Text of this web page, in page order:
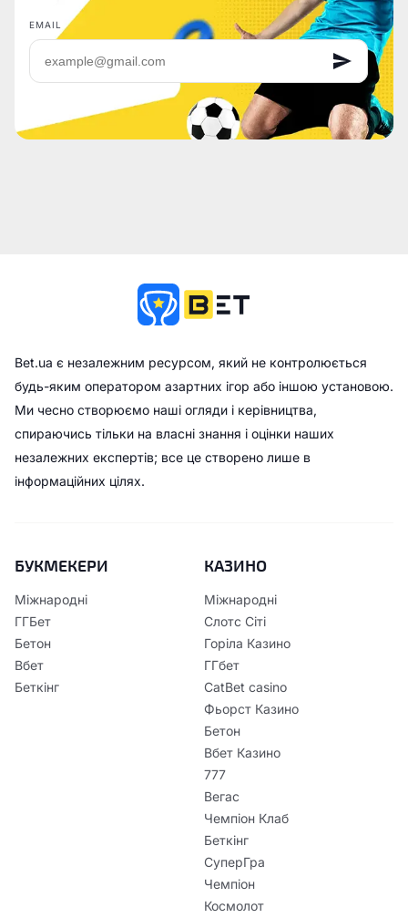
EMAIL
Bet.ua є незалежним ресурсом, який не контролюється
будь-яким оператором азартних ігор або іншою установою.
Ми чесно створюємо наші огляди і керівництва,
спираючись тільки на власні знання і оцінки наших
незалежних експертів; все це створено лише в
інформаційних цілях.
БУКМЕКЕРИ
Міжнародні
ГГБет
Бетон
Вбет
Беткінг
КАЗИНО
Міжнародні
Слотс Сіті
Горіла Казино
ГГбет
CatBet casino
Фьорст Казино
Бетон
Вбет Казино
777
Вегас
Чемпіон Клаб
Беткінг
СуперГра
Чемпіон
Космолот